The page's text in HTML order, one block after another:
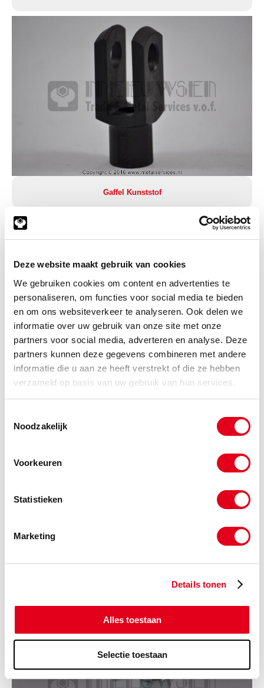
Deze website maakt gebruik van cookies
We gebruiken cookies om content en advertenties te
personaliseren, om functies voor social media te bieden
en om ons websiteverkeer te analyseren. Ook delen we
informatie over uw gebruik van onze site met onze
partners voor social media, adverteren en analyse. Deze
partners kunnen deze gegevens combineren met andere
informatie die u aan ze heeft verstrekt of die ze hebben
verzameld op basis van uw gebruik van hun services.
Noodzakelijk
Voorkeuren
Statistieken
Marketing
Details tonen
Alles toestaan
Selectie toestaan
Gaffel Kunststof
Gaffelpen kunststof